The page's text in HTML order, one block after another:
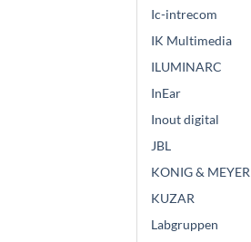
Ic-intrecom
IK Multimedia
ILUMINARC
InEar
Inout digital
JBL
KONIG & MEYER
KUZAR
Labgruppen